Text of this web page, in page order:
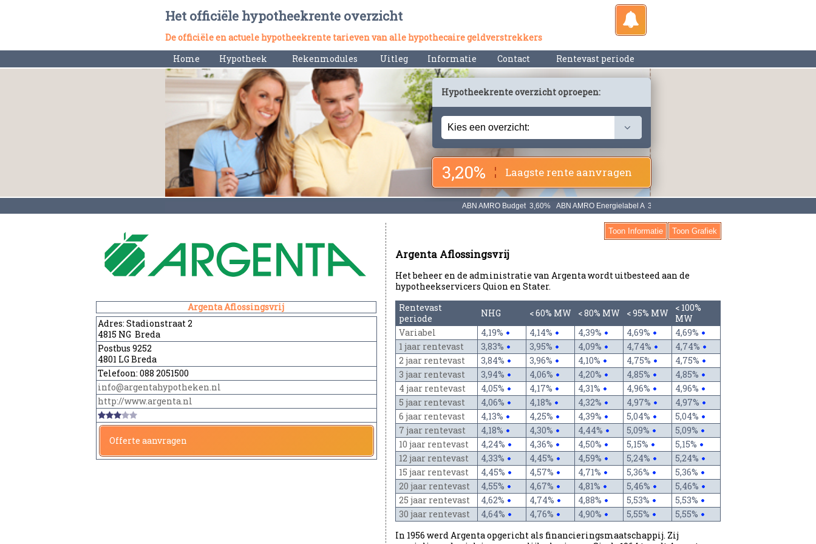
Het officiële hypotheekrente overzicht
De officiële en actuele hypotheekrente tarieven van alle hypothecaire geldverstrekkers
Home
Hypotheek Rekenmodules Uitleg Informatie Contact Rentevast periode
Hypotheekrente overzicht oproepen:
3,20% Laagste rente aanvragen
Argenta Aflossingsvrij
Adres: Stadionstraat 2
4815 NG Breda
Postbus 9252
4801 LG Breda
Telefoon: 088 2051500
info@argentahypotheken.nl
http://www.argenta.nl
Offerte aanvragen
Toon Informatie Toon Grafiek
Argenta Aflossingsvrij
Het beheer en de administratie van Argenta wordt uitbesteed aan de
hypotheekservicers Quion en Stater.
Rentevast
periode
NHG < 60% MW < 80% MW < 95% MW
< 100%
MW
Variabel
4,19% 4,14% 4,39% 4,69%
4,69%
1 jaar rentevast
3,83% 3,95% 4,09% 4,74%
4,74%
2 jaar rentevast
3,84% 3,96% 4,10% 4,75%
4,75%
3 jaar rentevast
3,94% 4,06% 4,20% 4,85%
4,85%
4 jaar rentevast
4,05% 4,17% 4,31% 4,96%
4,96%
5 jaar rentevast
4,06% 4,18% 4,32% 4,97%
4,97%
6 jaar rentevast
4,13% 4,25% 4,39% 5,04%
5,04%
7 jaar rentevast
4,18% 4,30% 4,44% 5,09%
5,09%
10 jaar rentevast
4,24% 4,36% 4,50% 5,15%
5,15%
12 jaar rentevast
4,33% 4,45% 4,59% 5,24%
5,24%
15 jaar rentevast
4,45% 4,57% 4,71% 5,36%
5,36%
20 jaar rentevast
4,55% 4,67% 4,81% 5,46%
5,46%
25 jaar rentevast
4,62% 4,74% 4,88% 5,53%
5,53%
30 jaar rentevast
4,64% 4,76% 4,90% 5,55%
5,55%
In 1956 werd Argenta opgericht als financieringsmaatschappij. Zij